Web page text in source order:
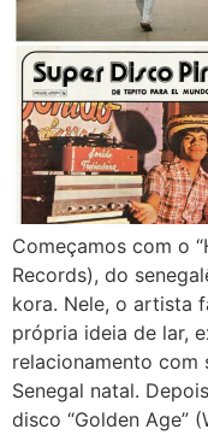
Começamos com o
Records), do
kora. Nele, o artista
própria ideia de lar,
relacionamento com
Senegal natal.
disco “Golden Age”